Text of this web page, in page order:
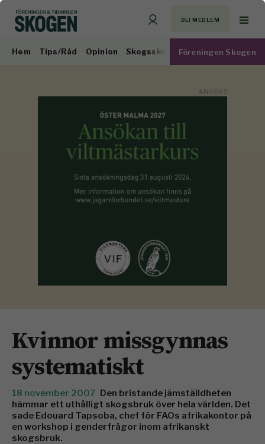
BLI MEDLEM
Hem Tips/Råd Opinion Skogsskötsel Virkesmarknad
Föreningen Skogen
Kvinnor missgynnas
systematiskt
18 november 2007 Den bristande jämställdheten
hämmar ett uthålligt skogsbruk över hela världen. Det
sade Edouard Tapsoba, chef för FAOs afrikakontor på
en workshop i genderfrågor inom afrikanskt
skogsbruk.